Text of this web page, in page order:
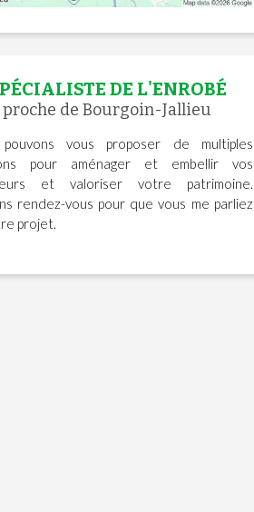
DE L'ENROBÉ
proche de Bourgoin-Jallieu
pouvons vous proposer de multiples
pour aménager et embellir vos
et valoriser votre patrimoine.
rendez-vous pour que vous me parliez
projet.